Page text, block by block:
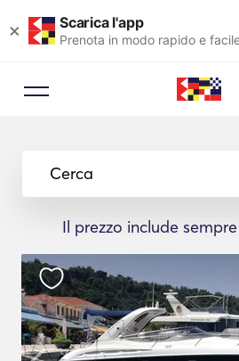
× Scarica l'app
Prenota in modo rapido e
Cerca
Il prezzo include